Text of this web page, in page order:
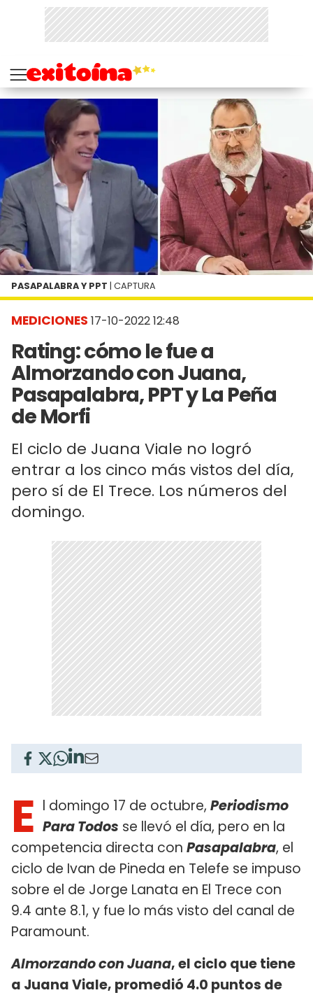
MEDICIONES 17-10-2022 12:48
Rating: cómo le fue a
Almorzando con Juana,
Pasapalabra, PPT y La Peña
de Morfi
El ciclo de Juana Viale no logró
entrar a los cinco más vistos del día,
pero sí de El Trece. Los números del
domingo.
PASAPALABRA Y PPT | CAPTURA
E l domingo 17 de octubre, Periodismo
Para Todos se llevó el día, pero en la
competencia directa con Pasapalabra, el
ciclo de Ivan de Pineda en Telefe se impuso
sobre el de Jorge Lanata en El Trece con
9.4 ante 8.1, y fue lo más visto del canal de
Paramount.
Almorzando con Juana, el ciclo que tiene
a Juana Viale, promedió 4.0 puntos de